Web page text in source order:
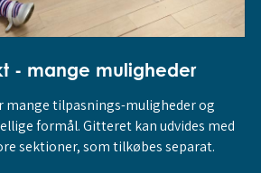
- mange muligheder
mange tilpasnings-muligheder og
formål. Gitteret kan udvides med
sektioner, som tilkøbes separat.